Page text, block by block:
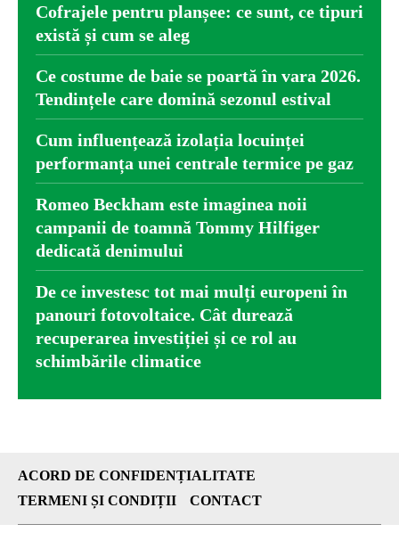
Cofrajele pentru planșee: ce sunt, ce tipuri
există și cum se aleg
Ce costume de baie se poartă în vara 2026.
Tendințele care domină sezonul estival
Cum influențează izolația locuinței
performanța unei centrale termice pe gaz
Romeo Beckham este imaginea noii
campanii de toamnă Tommy Hilfiger
dedicată denimului
De ce investesc tot mai mulți europeni în
panouri fotovoltaice. Cât durează
recuperarea investiției și ce rol au
schimbările climatice
ACORD DE CONFIDENȚIALITATE
TERMENI ȘI CONDIȚII
CONTACT